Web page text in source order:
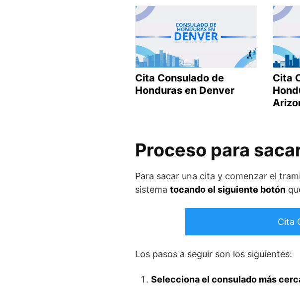
Cita Consulado de
Honduras en Denver
Cita
Proceso para
Para sacar una cita y comenzar el
sistema tocando el siguiente botón
Cita
Los pasos a seguir son los siguientes:
Selecciona el consulado más